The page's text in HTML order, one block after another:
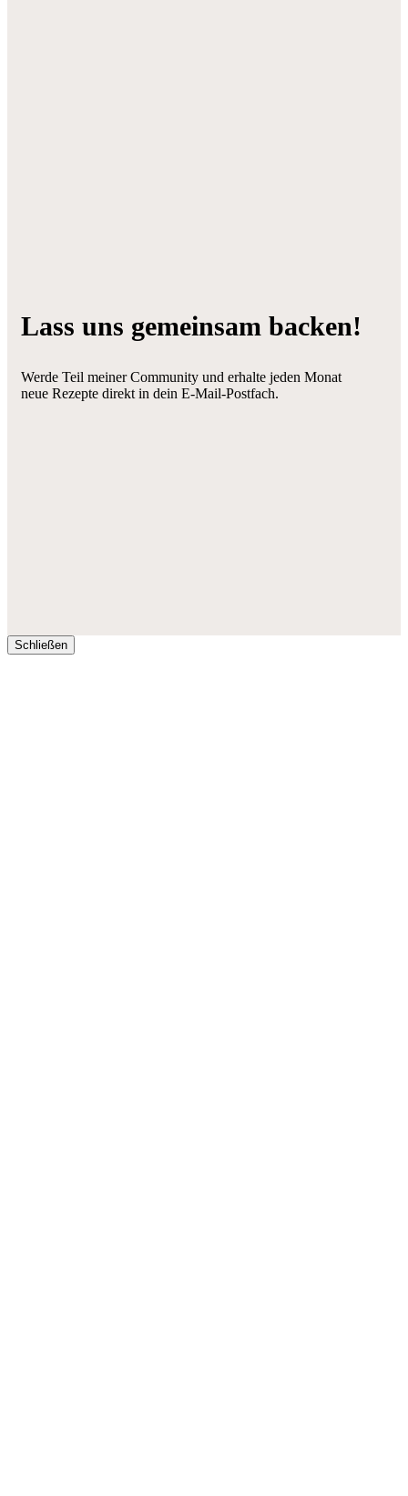
Lass uns gemeinsam backen!
Werde Teil meiner Community und erhalte jeden Monat
neue Rezepte direkt in dein E-Mail-Postfach.
Schließen